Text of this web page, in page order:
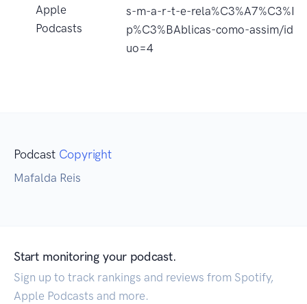
Apple
Podcasts
s-m-a-r-t-e-
p%C3%BAblicas-como-assim/
uo=4
Podcast Copyright
Mafalda Reis
Start monitoring your podcast.
Sign up to track rankings and reviews from Spotify,
Apple Podcasts and more.